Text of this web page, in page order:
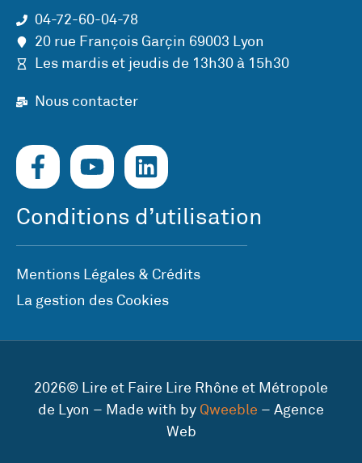
04-72-60-04-78
20 rue François Garçin 69003 Lyon
Les mardis et jeudis de 13h30 à 15h30
Nous contacter
Conditions d’utilisation
Mentions Légales & Crédits
La gestion des Cookies
2026© Lire et Faire Lire Rhône et Métropole
de Lyon – Made with by Qweeble – Agence
Web